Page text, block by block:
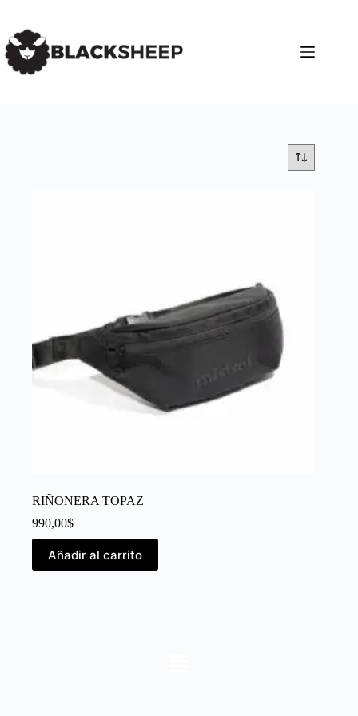
RIÑONERA TOPAZ
990,00$
Añadir al carrito